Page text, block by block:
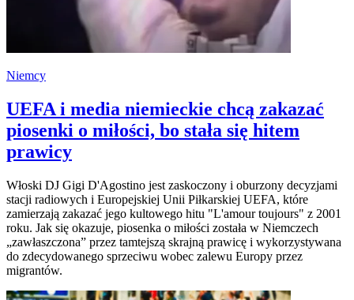
Niemcy
UEFA i media niemieckie chcą zakazać
piosenki o miłości, bo stała się hitem
prawicy
Włoski DJ Gigi D'Agostino jest zaskoczony i oburzony decyzjami
stacji radiowych i Europejskiej Unii Piłkarskiej UEFA, które
zamierzają zakazać jego kultowego hitu "L'amour toujours" z 2001
roku. Jak się okazuje, piosenka o miłości została w Niemczech
„zawłaszczona” przez tamtejszą skrajną prawicę i wykorzystywana
do zdecydowanego sprzeciwu wobec zalewu Europy przez
migrantów.